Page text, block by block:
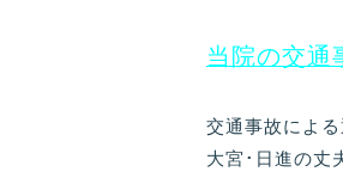
当院の交通
交通事故によ
大宮･日進の丈